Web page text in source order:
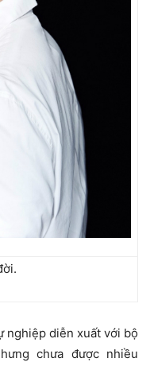
nghiệp diễn xuất với bộ
chưa được nhiều